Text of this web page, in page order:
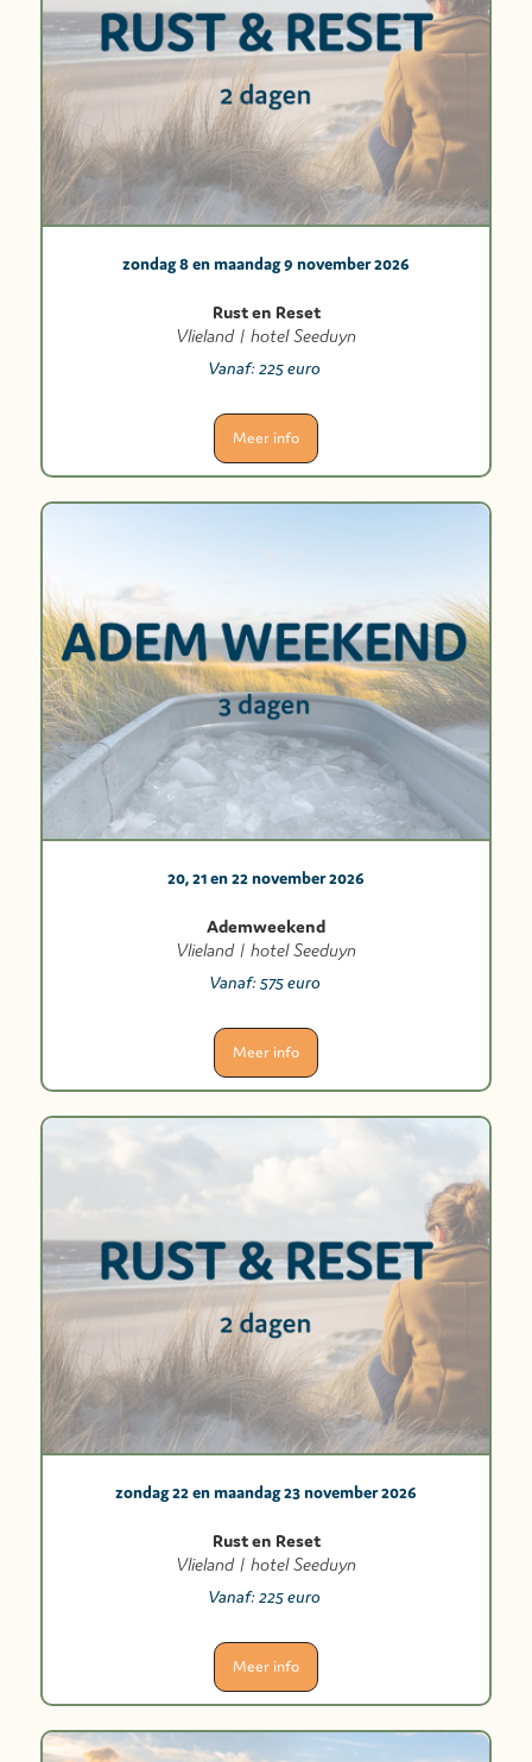
zondag 8 en maandag 9 november 2026
Rust en Reset
Vlieland | hotel Seeduyn
Vanaf:225 euro
Meer info
20, 21 en 22 november 2026
Ademweekend
Vlieland | hotel Seeduyn
Vanaf: 575 euro
Meer info
zondag 22 en maandag 23 november 2026
Rust en Reset
Vlieland | hotel Seeduyn
Vanaf:225 euro
Meer info